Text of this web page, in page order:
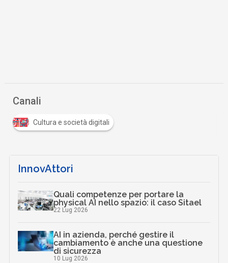
Canali
Cultura e società digitali
InnovAttori
Quali competenze per portare la
physical AI nello spazio: il caso Sitael
22 Lug 2026
AI in azienda, perché gestire il
cambiamento è anche una questione
di sicurezza
10 Lug 2026